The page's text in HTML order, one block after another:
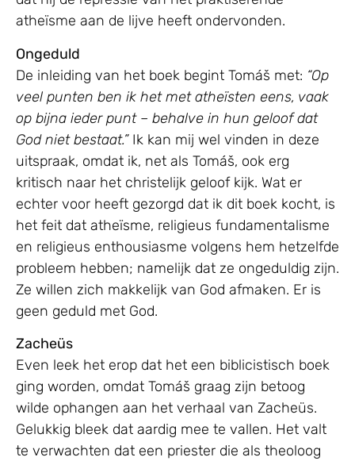
atheïsme aan de lijve heeft ondervonden.
Ongeduld
De inleiding van het boek begint Tomáš met: “Op
veel punten ben ik het met atheïsten eens, vaak
op bijna ieder punt – behalve in hun geloof dat
God niet bestaat.”Ik kan mij wel vinden in deze
uitspraak, omdat ik, net als Tomáš, ook erg
kritisch naar het christelijk geloof kijk. Wat er
echter voor heeft gezorgd dat ik dit boek kocht, is
het feit dat atheïsme, religieus fundamentalisme
en religieus enthousiasme volgens hem hetzelfde
probleem hebben; namelijk dat ze ongeduldig zijn.
Ze willen zich makkelijk van God afmaken. Er is
geen geduld met God.
Zacheüs
Even leek het erop dat het een biblicistisch boek
ging worden, omdat Tomáš graag zijn betoog
wilde ophangen aan het verhaal van Zacheüs.
Gelukkig bleek dat aardig mee te vallen. Het valt
te verwachten dat een priester die als theoloog